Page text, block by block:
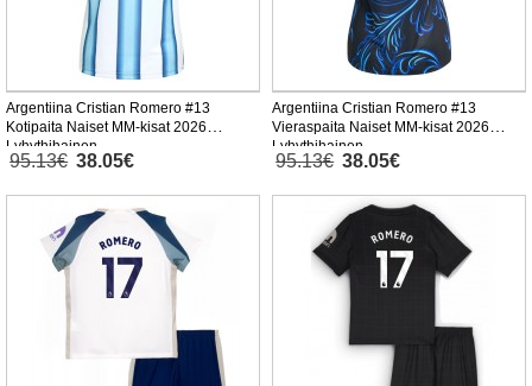
Argentiina Cristian Romero #13
Kotipaita Naiset MM-kisat 2026
Lyhythihainen
95.13€ 38.05€
Argentiina Cristian Romero #13
Vieraspaita Naiset MM-kisat 2026
Lyhythihainen
95.13€ 38.05€